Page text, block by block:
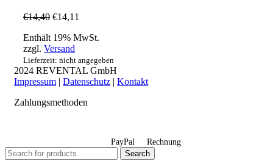
€14,40 €14,11
Enthält 19% MwSt.
zzgl. Versand
Lieferzeit: nicht angegeben
2024 REVENTAL GmbH
Impressum | Datenschutz | Kontakt
Zahlungsmethoden
PayPal Rechnung
Search